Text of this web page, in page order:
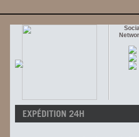
EXPÉDITION 24H